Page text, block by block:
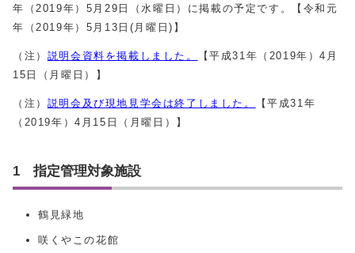
年（2019年）5月29日（水曜日）に掲載の予定です。【令和元
年（2019年）5月13日(月曜日)】
（注） 説明会資料を掲載しました。
【平成31年（2019年）4月
15日（月曜日）】
（注） 説明会及び現地見学会は終了しました。
【平成31年
（2019年）4月15日（月曜日）】
1 指定管理対象施設
鶴見緑地
咲くやこの花館